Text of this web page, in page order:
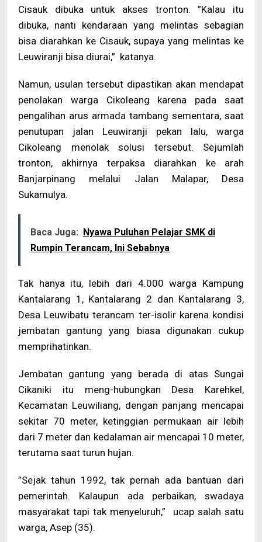
Cisauk dibuka untuk akses tronton. ”Kalau itu
dibuka, nanti kendaraan yang melintas sebagian
bisa diarahkan ke Cisauk, supaya yang melintas ke
Leuwiranji bisa diurai,” katanya.
Namun, usulan tersebut dipastikan akan mendapat
penolakan warga Cikoleang karena pada saat
pengalihan arus armada tambang sementara, saat
penutupan jalan Leuwiranji pekan lalu, warga
Cikoleang menolak solusi tersebut. Sejumlah
tronton, akhirnya terpaksa diarahkan ke arah
Banjarpinang melalui Jalan Malapar, Desa
Sukamulya.
Baca Juga: Nyawa Puluhan Pelajar SMK di
Rumpin Terancam, Ini Sebabnya
Tak hanya itu, lebih dari 4.000 warga Kampung
Kantalarang 1, Kantalarang 2 dan Kantalarang 3,
Desa Leuwibatu terancam ter-isolir karena kondisi
jembatan gantung yang biasa digunakan cukup
memprihatinkan.
Jembatan gantung yang berada di atas Sungai
Cikaniki itu meng-hubungkan Desa Karehkel,
Kecamatan Leuwiliang, dengan panjang mencapai
sekitar 70 meter, ketinggian permukaan air lebih
dari 7 meter dan kedalaman air mencapai 10 meter,
terutama saat turun hujan.
”Sejak tahun 1992, tak pernah ada bantuan dari
pemerintah. Kalaupun ada perbaikan, swadaya
masyarakat tapi tak menyeluruh,” ucap salah satu
warga, Asep (35).